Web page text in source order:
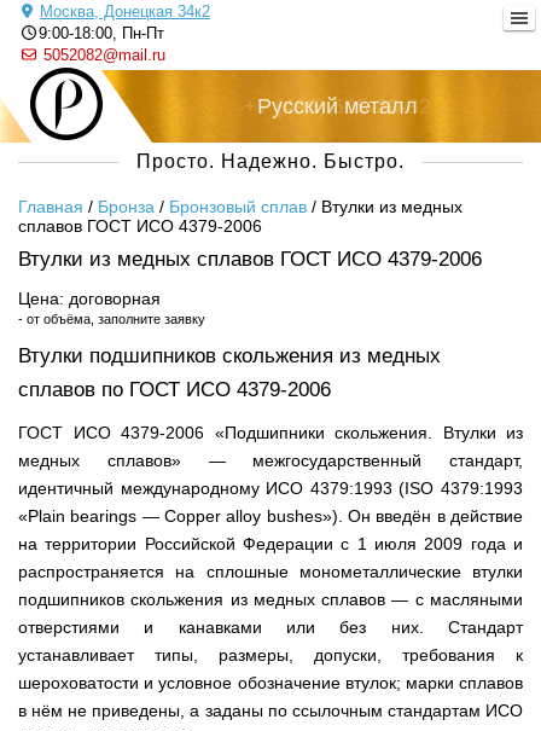
Москва, Донецкая 34к2
9:00-18:00, Пн-Пт
5052082@mail.ru
Русский металл
+7 (495) 505-20-82
Просто. Надежно. Быстро.
Главная / Бронза / Бронзовый сплав / Втулки из медных
сплавов ГОСТ ИСО 4379-2006
Втулки из медных сплавов ГОСТ ИСО 4379-2006
Цена: договорная
- от объёма, заполните заявку
Втулки подшипников скольжения из медных
сплавов по ГОСТ ИСО 4379-2006
ГОСТ ИСО 4379-2006 «Подшипники скольжения. Втулки из
медных сплавов» — межгосударственный стандарт,
идентичный международному ИСО 4379:1993 (ISO 4379:1993
«Plain bearings — Copper alloy bushes»). Он введён в действие
на территории Российской Федерации с 1 июля 2009 года и
распространяется на сплошные монометаллические втулки
подшипников скольжения из медных сплавов — с масляными
отверстиями и канавками или без них. Стандарт
устанавливает типы, размеры, допуски, требования к
шероховатости и условное обозначение втулок; марки сплавов
в нём не приведены, а заданы по ссылочным стандартам ИСО